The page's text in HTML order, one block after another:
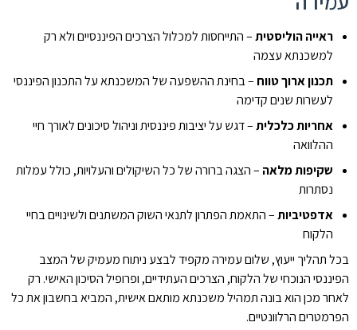
ראייה הוליסטית– התייחסות למכלול הצרכים הפיננסיים ולא רק
למשכנתא עצמה
תכנון ארוך טווח – בחינת ההשפעה של המשכנתא על התכנון הפיננסי
לעשרות שנים קדימה
אחריות כלכלית– דגש על יציבות פיננסית וניהול סיכונים לאורך חיי
ההלוואה
שקיפות מלאה – הצגה ברורה של כל השיקולים והעלויות, כולל עמלות
נסתרות
אדפטיביות– התאמת הפתרון לתנאי השוק המשתנים ולשינויים בחיי
הלקוח
בכל תהליך ייעוץ, שלום עמירה מקפיד לבצע ניתוח מעמיק של המצב
הפיננסי הנוכחי של הלקוח, הצרכים העתידיים, ופרופיל הסיכון האישי. רק
לאחר מכן הוא בונה תמהיל משכנתא מותאם אישית, המביא בחשבון את כל
הפרמטרים הרלוונטיים.